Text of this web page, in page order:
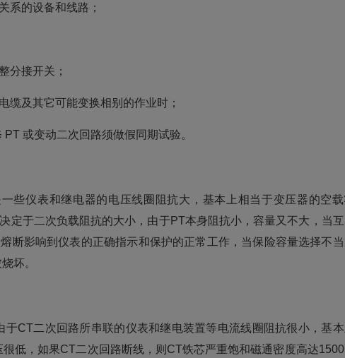
系的设备和线路；
分接开关；
及其它可能变换相别的作业时；
或变动二次回路须做假同期试验。
些仪表和继电器的电压线圈阻抗大，基本上相当于变压器的空
定于二次负载阻抗的大小，由于PT本身阻抗小，容量又不大，当
断影响到仪表的正确指示和保护的正常工作，当保险容量选择不
坏。
于CT二次回路所串联的仪表和继电装置等电流线圈阻抗很小，基
低，如果CT二次回路断线，则CT铁芯严重饱和磁通密度高达